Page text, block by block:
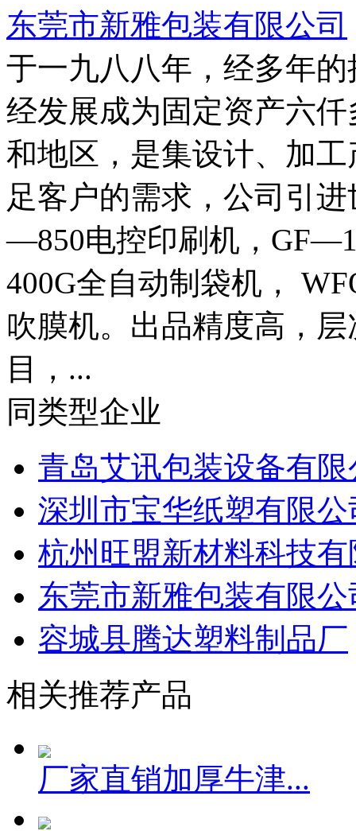
东莞市新雅包装有限公司
于一九八八年，经多年
经发展成为固定资产六
和地区，是集设计、加
足客户的需求，公司引
—850电控印刷机，
400G全自动制袋机，
吹膜机。出品精度高，
目，...
同类型企业
青岛艾讯包装设备有限
深圳市宝华纸塑有限公
杭州旺盟新材料科技
东莞市新雅包装有限公
容城县腾达塑料制品厂
相关推荐产品
厂家直销加厚牛津...